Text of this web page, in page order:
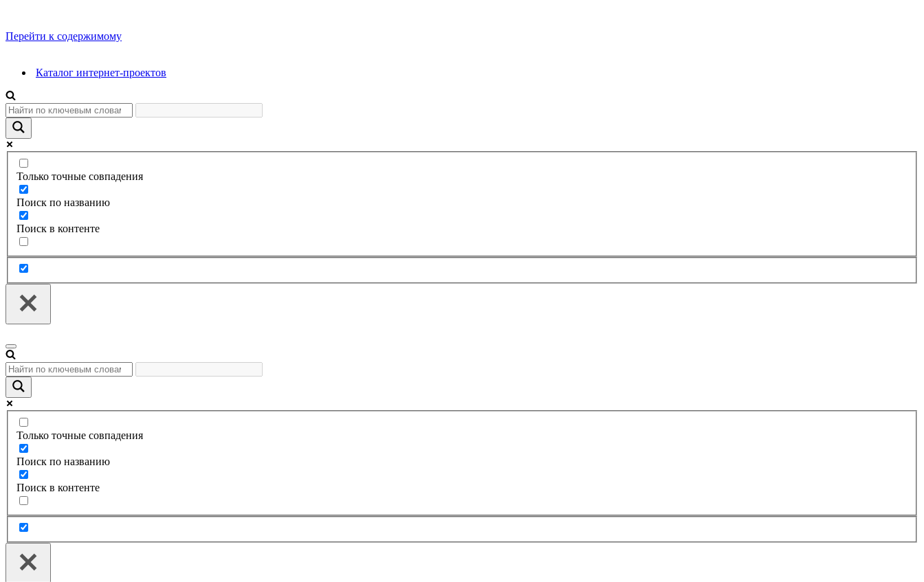
Перейти к содержимому
Каталог интернет-проектов
Только точные совпадения
Поиск по названию
Поиск в контенте
Меню
навигации
Только точные совпадения
Поиск по названию
Поиск в контенте